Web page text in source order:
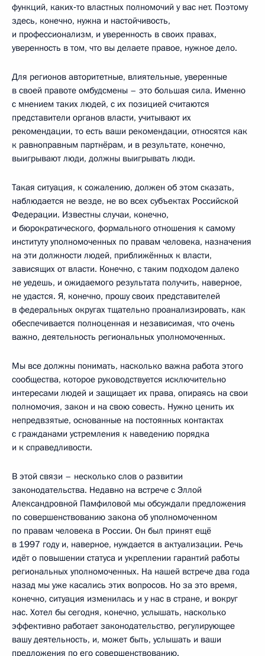
функций, каких‑то властных полномочий у вас нет. Поэтому
здесь, конечно, нужна и настойчивость,
и профессионализм, и уверенность в своих правах,
уверенность в том, что вы делаете правое, нужное дело.
Для регионов авторитетные, влиятельные, уверенные
в своей правоте омбудсмены – это большая сила. Именно
с мнением таких людей, с их позицией считаются
представители органов власти, учитывают их
рекомендации, то есть ваши рекомендации, относятся как
к равноправным партнёрам, и в результате, конечно,
выигрывают люди, должны выигрывать люди.
Такая ситуация, к сожалению, должен об этом сказать,
наблюдается не везде, не во всех субъектах Российской
Федерации. Известны случаи, конечно,
и бюрократического, формального отношения к самому
институту уполномоченных по правам человека, назначения
на эти должности людей, приближённых к власти,
зависящих от власти. Конечно, с таким подходом далеко
не уедешь, и ожидаемого результата получить, наверное,
не удастся. Я, конечно, прошу своих представителей
в федеральных округах тщательно проанализировать, как
обеспечивается полноценная и независимая, что очень
важно, деятельность региональных уполномоченных.
Мы все должны понимать, насколько важна работа этого
сообщества, которое руководствуется исключительно
интересами людей и защищает их права, опираясь на свои
полномочия, закон и на свою совесть. Нужно ценить их
непредвзятые, основанные на постоянных контактах
с гражданами устремления к наведению порядка
и к справедливости.
В этой связи – несколько слов о развитии
законодательства. Недавно на встрече с Эллой
Александровной Памфиловой мы обсуждали предложения
по совершенствованию закона об уполномоченном
по правам человека в России. Он был принят ещё
в 1997 году и, наверное, нуждается в актуализации. Речь
идёт о повышении статуса и укреплении гарантий работы
региональных уполномоченных. На нашей встрече два года
назад мы уже касались этих вопросов. Но за это время,
конечно, ситуация изменилась и у нас в стране, и вокруг
нас. Хотел бы сегодня, конечно, услышать, насколько
эффективно работает законодательство, регулирующее
вашу деятельность, и, может быть, услышать и ваши
предложения по его совершенствованию.